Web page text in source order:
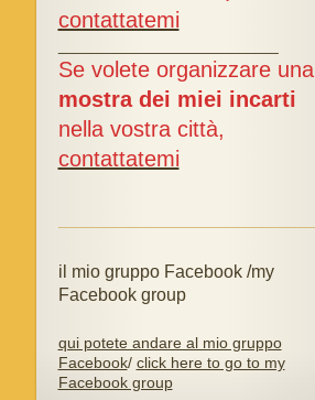
contattatemi
Se volete organizzare una
mostra dei miei incarti
nella vostra città,
contattatemi
il mio gruppo Facebook /my
Facebook group
qui potete andare al mio gruppo
Facebook/ click here to go to my
Facebook group